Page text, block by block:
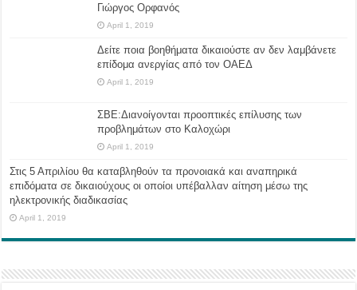
Γιώργος Ορφανός
April 1, 2019
Δείτε ποια βοηθήματα δικαιούστε αν δεν λαμβάνετε
επίδομα ανεργίας από τον ΟΑΕΔ
April 1, 2019
ΣΒΕ:Διανοίγονται προοπτικές επίλυσης των
προβλημάτων στο Καλοχώρι
April 1, 2019
Στις 5 Απριλίου θα καταβληθούν τα προνοιακά και αναπηρικά
επιδόματα σε δικαιούχους οι οποίοι υπέβαλλαν αίτηση μέσω της
ηλεκτρονικής διαδικασίας
April 1, 2019